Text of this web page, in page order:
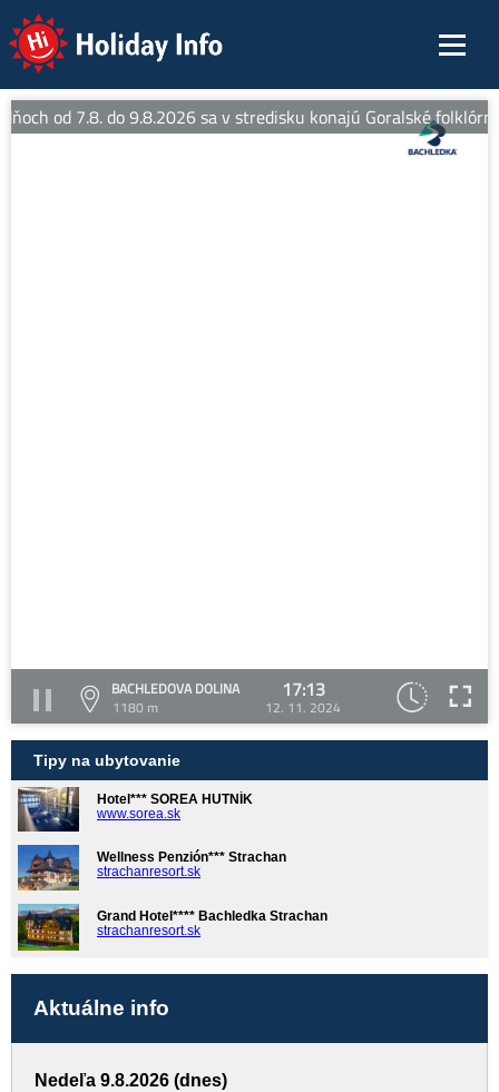
Holiday Info
od 7.8. do 9.8.2026 sa v stredisku konajú Goralské
BACHLEDOVA DOLINA
1180 m
17:13
12. 11. 2024
Tipy na ubytovanie
Hotel*** SOREA HUTNÍK
www.sorea.sk
Wellness Penzión*** Strachan
strachanresort.sk
Grand Hotel**** Bachledka Strachan
strachanresort.sk
Aktuálne info
Nedeľa 9.8.2026 (dnes)